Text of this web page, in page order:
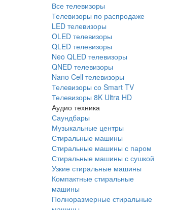
Все телевизоры
Телевизоры по распродаже
LED телевизоры
OLED телевизоры
QLED телевизоры
Neo QLED телевизоры
QNED телевизоры
Nano Cell телевизоры
Телевизоры со Smart TV
Телевизоры 8K Ultra HD
Аудио техника
Саундбары
Музыкальные центры
Стиральные машины
Стиральные машины с паром
Стиральные машины с сушкой
Узкие стиральные машины
Компактные стиральные
машины
Полноразмерные стиральные